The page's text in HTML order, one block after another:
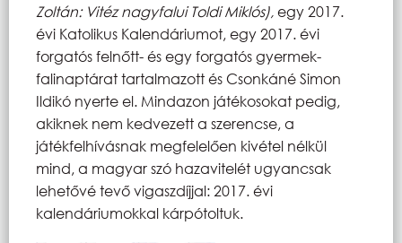
Zoltán: Vitéz nagyfalui Toldi Miklós),egy 2017.
évi Katolikus Kalendáriumot, egy 2017. évi
forgatós felnőtt- és egy forgatós gyermek-
falinaptárat tartalmazott és Csonkáné Simon
Ildikó nyerte el. Mindazon játékosokat pedig,
akiknek nem kedvezett a szerencse, a
játékfelhívásnak megfelelően kivétel nélkül
mind, a magyar szó hazavitelét ugyancsak
lehetővé tevő vigaszdíjjal: 2017. évi
kalendáriumokkal kárpótoltuk.